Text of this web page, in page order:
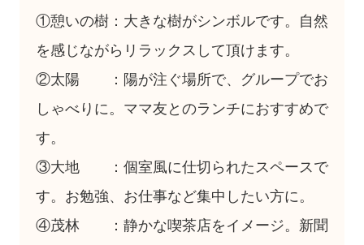
①憩いの樹：大きな樹がシンボルです。自然
を感じながらリラックスして頂けます。
②太陽 ：陽が注ぐ場所で、グループでお
しゃべりに。ママ友とのランチにおすすめで
す。
③大地 ：個室風に仕切られたスペースで
す。お勉強、お仕事など集中したい方に。
④茂林 ：静かな喫茶店をイメージ。新聞